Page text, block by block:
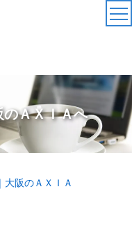
ＡＸＩＡへ
大阪のＡＸＩＡ